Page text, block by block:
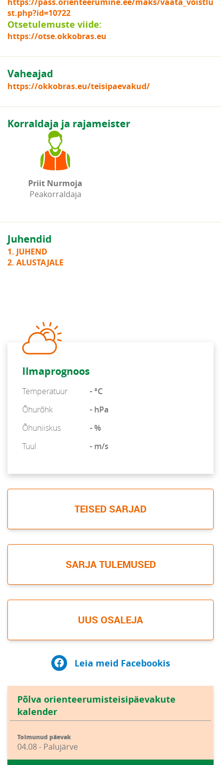
st.php?id=10722
Otsetulemuste viide:
https://otse.okkobras.eu
Vaheajad
https://okkobras.eu/teisipaevakud/
Korraldaja ja rajameister
Priit Nurmoja
Peakorraldaja
Juhendid
1. JUHEND
2. ALUSTAJALE
Ilmaprognoos
Temperatuur
- °C
Õhurõhk
- hPa
Õhuniiskus
- %
Tuul
- m/s
TEISED SARJAD
SARJA TULEMUSED
UUS OSALEJA
Leia meid Facebookis
Põlva orienteerumisteisipäevakute
kalender
Toimunud päevak
04.08 - Palujärve